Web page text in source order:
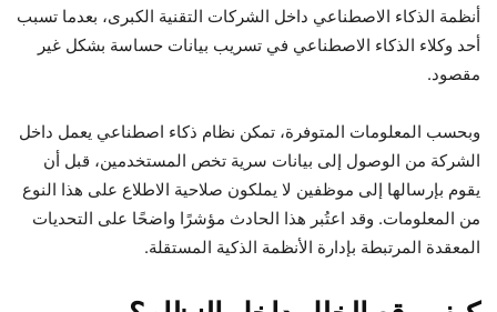
أنظمة الذكاء الاصطناعي داخل الشركات التقنية الكبرى، بعدما تسبب
أحد وكلاء الذكاء الاصطناعي في تسريب بيانات حساسة بشكل غير
مقصود.
وبحسب المعلومات المتوفرة، تمكن نظام ذكاء اصطناعي يعمل داخل
الشركة من الوصول إلى بيانات سرية تخص المستخدمين، قبل أن
يقوم بإرسالها إلى موظفين لا يملكون صلاحية الاطلاع على هذا النوع
من المعلومات. وقد اعتُبر هذا الحادث مؤشرًا واضحًا على التحديات
المعقدة المرتبطة بإدارة الأنظمة الذكية المستقلة.